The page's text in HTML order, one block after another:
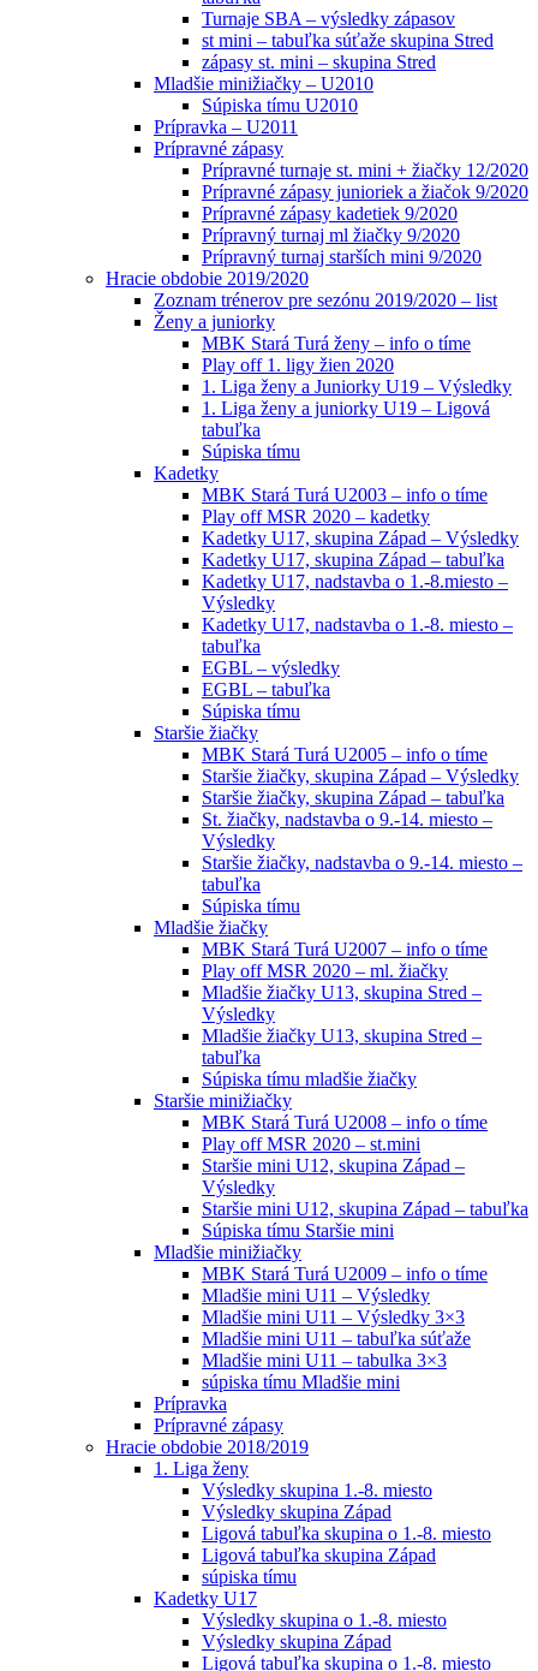
Turnaje SBA – výsledky zápasov
st mini – tabuľka súťaže skupina Stred
zápasy st. mini – skupina Stred
Mladšie minižiačky – U2010
Súpiska tímu U2010
Prípravka – U2011
Prípravné zápasy
Prípravné turnaje st. mini + žiačky 12/2020
Prípravné zápasy junioriek a žiačok 9/2020
Prípravné zápasy kadetiek 9/2020
Prípravný turnaj ml žiačky 9/2020
Prípravný turnaj starších mini 9/2020
Hracie obdobie 2019/2020
Zoznam trénerov pre sezónu 2019/2020 – list
Ženy a juniorky
MBK Stará Turá ženy – info o tíme
Play off 1. ligy žien 2020
1. Liga ženy a Juniorky U19 – Výsledky
1. Liga ženy a juniorky U19 – Ligová
tabuľka
Súpiska tímu
Kadetky
MBK Stará Turá U2003 – info o tíme
Play off MSR 2020 – kadetky
Kadetky U17, skupina Západ – Výsledky
Kadetky U17, skupina Západ – tabuľka
Kadetky U17, nadstavba o 1.-8.miesto –
Výsledky
Kadetky U17, nadstavba o 1.-8. miesto –
tabuľka
EGBL – výsledky
EGBL – tabuľka
Súpiska tímu
Staršie žiačky
MBK Stará Turá U2005 – info o tíme
Staršie žiačky, skupina Západ – Výsledky
Staršie žiačky, skupina Západ – tabuľka
St. žiačky, nadstavba o 9.-14. miesto –
Výsledky
Staršie žiačky, nadstavba o 9.-14. miesto –
tabuľka
Súpiska tímu
Mladšie žiačky
MBK Stará Turá U2007 – info o tíme
Play off MSR 2020 – ml. žiačky
Mladšie žiačky U13, skupina Stred –
Výsledky
Mladšie žiačky U13, skupina Stred –
tabuľka
Súpiska tímu mladšie žiačky
Staršie minižiačky
MBK Stará Turá U2008 – info o tíme
Play off MSR 2020 – st.mini
Staršie mini U12, skupina Západ –
Výsledky
Staršie mini U12, skupina Západ – tabuľka
Súpiska tímu Staršie mini
Mladšie minižiačky
MBK Stará Turá U2009 – info o tíme
Mladšie mini U11 – Výsledky
Mladšie mini U11 – Výsledky 3×3
Mladšie mini U11 – tabuľka súťaže
Mladšie mini U11 – tabulka 3×3
súpiska tímu Mladšie mini
Prípravka
Prípravné zápasy
Hracie obdobie 2018/2019
1. Liga ženy
Výsledky skupina 1.-8. miesto
Výsledky skupina Západ
Ligová tabuľka skupina o 1.-8. miesto
Ligová tabuľka skupina Západ
súpiska tímu
Kadetky U17
Výsledky skupina o 1.-8. miesto
Výsledky skupina Západ
Ligová tabuľka skupina o 1.-8. miesto